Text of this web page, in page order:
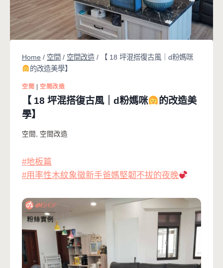
Home / 空間 / 空間改造 /
【 18 坪混搭復古風｜d粉媽咪
的改造美學】
空間 | 空間改造
【 18 坪混搭復古風｜d粉媽咪
的改造美
學】
空間 , 空間改造
#地板篇
#用率性木紋象徵新手爸媽堅韌不拔的夜晚